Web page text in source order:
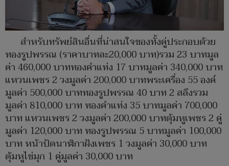
สำหรับทรัพย์สินอื่นที่น่าสนใจของทั้งคู่ประกอบด้วย
ทองรูปพรรณ (ราคาบาทละ20,000 บาท)รวม 23 บาทมูล
ค่า 460,000 บาททองคำแท่ง 17 บาทมูลค่า 340,000 บาท
แหวนเพชร 2 วงมูลค่า 200,000 บาทพระเครื่อง 55 องค์
มูลค่า 500,000 บาททองรูปพรรณ 40 บาท 2 สลึงรวม
มูลค่า 810,000 บาท ทองคำแท่ง 35 บาทมูลค่า 700,000
บาท แหวนเพชร 2 วงมูลค่า 200,000 บาทตุ้มหูเพชร 2 คู่
มูลค่า 120,000 บาท ทองรูปพรรณ 5 บาทมูลค่า 100,000
บาท หน้าปัดนาฬิกาฝังเพชร 1 วงมูลค่า 30,000 บาท
ตุ้มหูไข่มุก 1 คู่มูลค่า 30,000 บาท